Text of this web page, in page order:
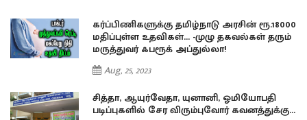
கர்ப்பிணிகளுக்கு தமிழ்நாடு அரசின் ரூ.18000
மதிப்புள்ள உதவிகள்… -முழு தகவல்கள் தரும்
மருத்துவர் ஃபரூக் அப்துல்லா!
Aug, 25, 2023
சித்தா, ஆயுர்வேதா, யுனானி, ஓமியோபதி
படிப்புகளில் சேர விரும்புவோர் கவனத்துக்கு...